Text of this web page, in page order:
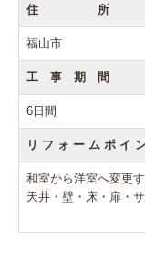
住 所
福山市
工 事 期 間
6日間
リ フ ォ ー ム ポ イ
和室から洋室へ変更
天井・壁・床・扉・